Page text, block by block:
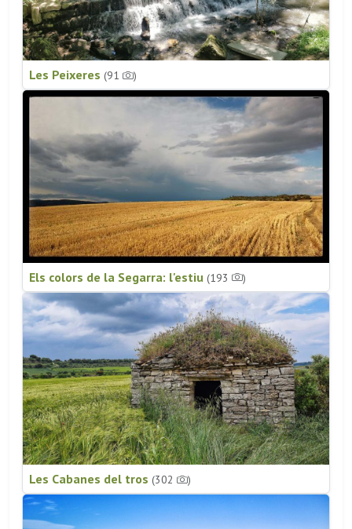
Les Peixeres (91 )
Els colors de la Segarra: l'estiu (193 )
Les Cabanes del tros (302 )